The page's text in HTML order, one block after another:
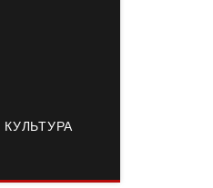
КУЛЬТУРА